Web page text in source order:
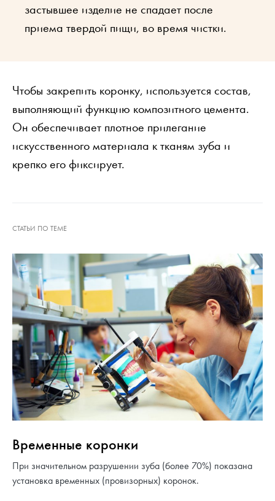
застывшее изделие не спадает после
приема твердой пищи, во время чистки.
Чтобы закрепить коронку, используется состав,
выполняющий функцию композитного цемента.
Он обеспечивает плотное прилегание
искусственного материала к тканям зуба и
крепко его фиксирует.
Временные коронки
При значительном разрушении зуба (более 70%) показана
установка временных (провизорных) коронок.